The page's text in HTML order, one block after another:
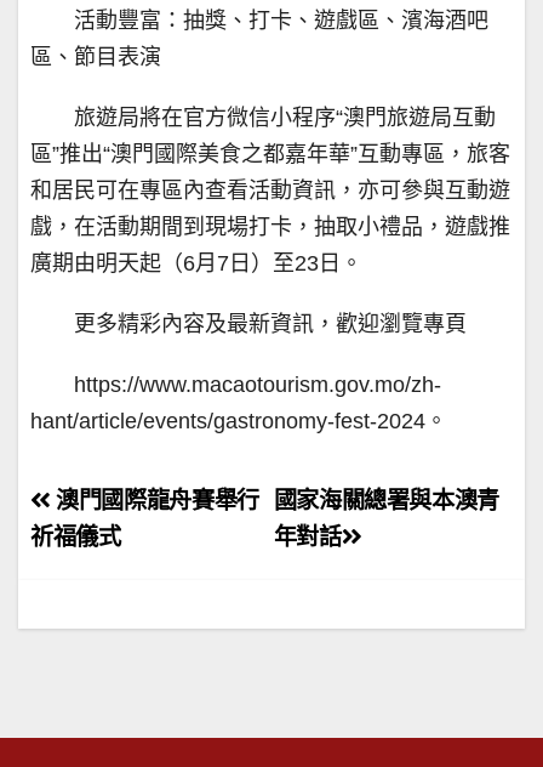
活動豐富：抽獎、打卡、遊戲區、濱海酒吧
區、節目表演
旅遊局將在官方微信小程序“澳門旅遊局互動
區”推出“澳門國際美食之都嘉年華”互動專區，旅客
和居民可在專區內查看活動資訊，亦可參與互動遊
戲，在活動期間到現場打卡，抽取小禮品，遊戲推
廣期由明天起（6月7日）至23日。
更多精彩內容及最新資訊，歡迎瀏覽專頁
https://www.macaotourism.gov.mo/zh-
hant/article/events/gastronomy-fest-2024。
文
章
覽
國家海關總署與本澳青
年對話
澳門國際龍舟賽舉行
祈福儀式